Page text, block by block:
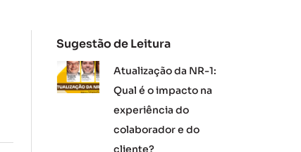
Sugestão de Leitura
Atualização da NR-1:
Qual é o impacto na
experiência do
colaborador e do
cliente?